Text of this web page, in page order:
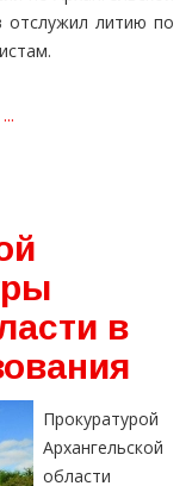
отслужил литию по
в
Прокуратурой
Архангельской
области